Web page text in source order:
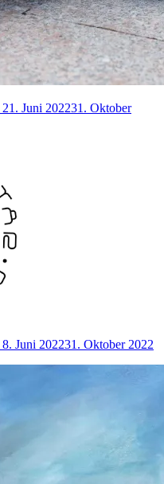
21. Juni 202231. Oktober
8. Juni 202231. Oktober 2022